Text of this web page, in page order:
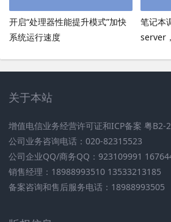
开启“处理器性能提升模式”加快
系统运行速度
笔记本
server
关于本站
增值电信业务经营许可证和ICP备案 粤B2-
公司业务咨询电话：020-82315523
公司企业QQ/商务QQ：923109991
销售经理：18988993510 13533213185
备案咨询和售后服务电话：18988993505